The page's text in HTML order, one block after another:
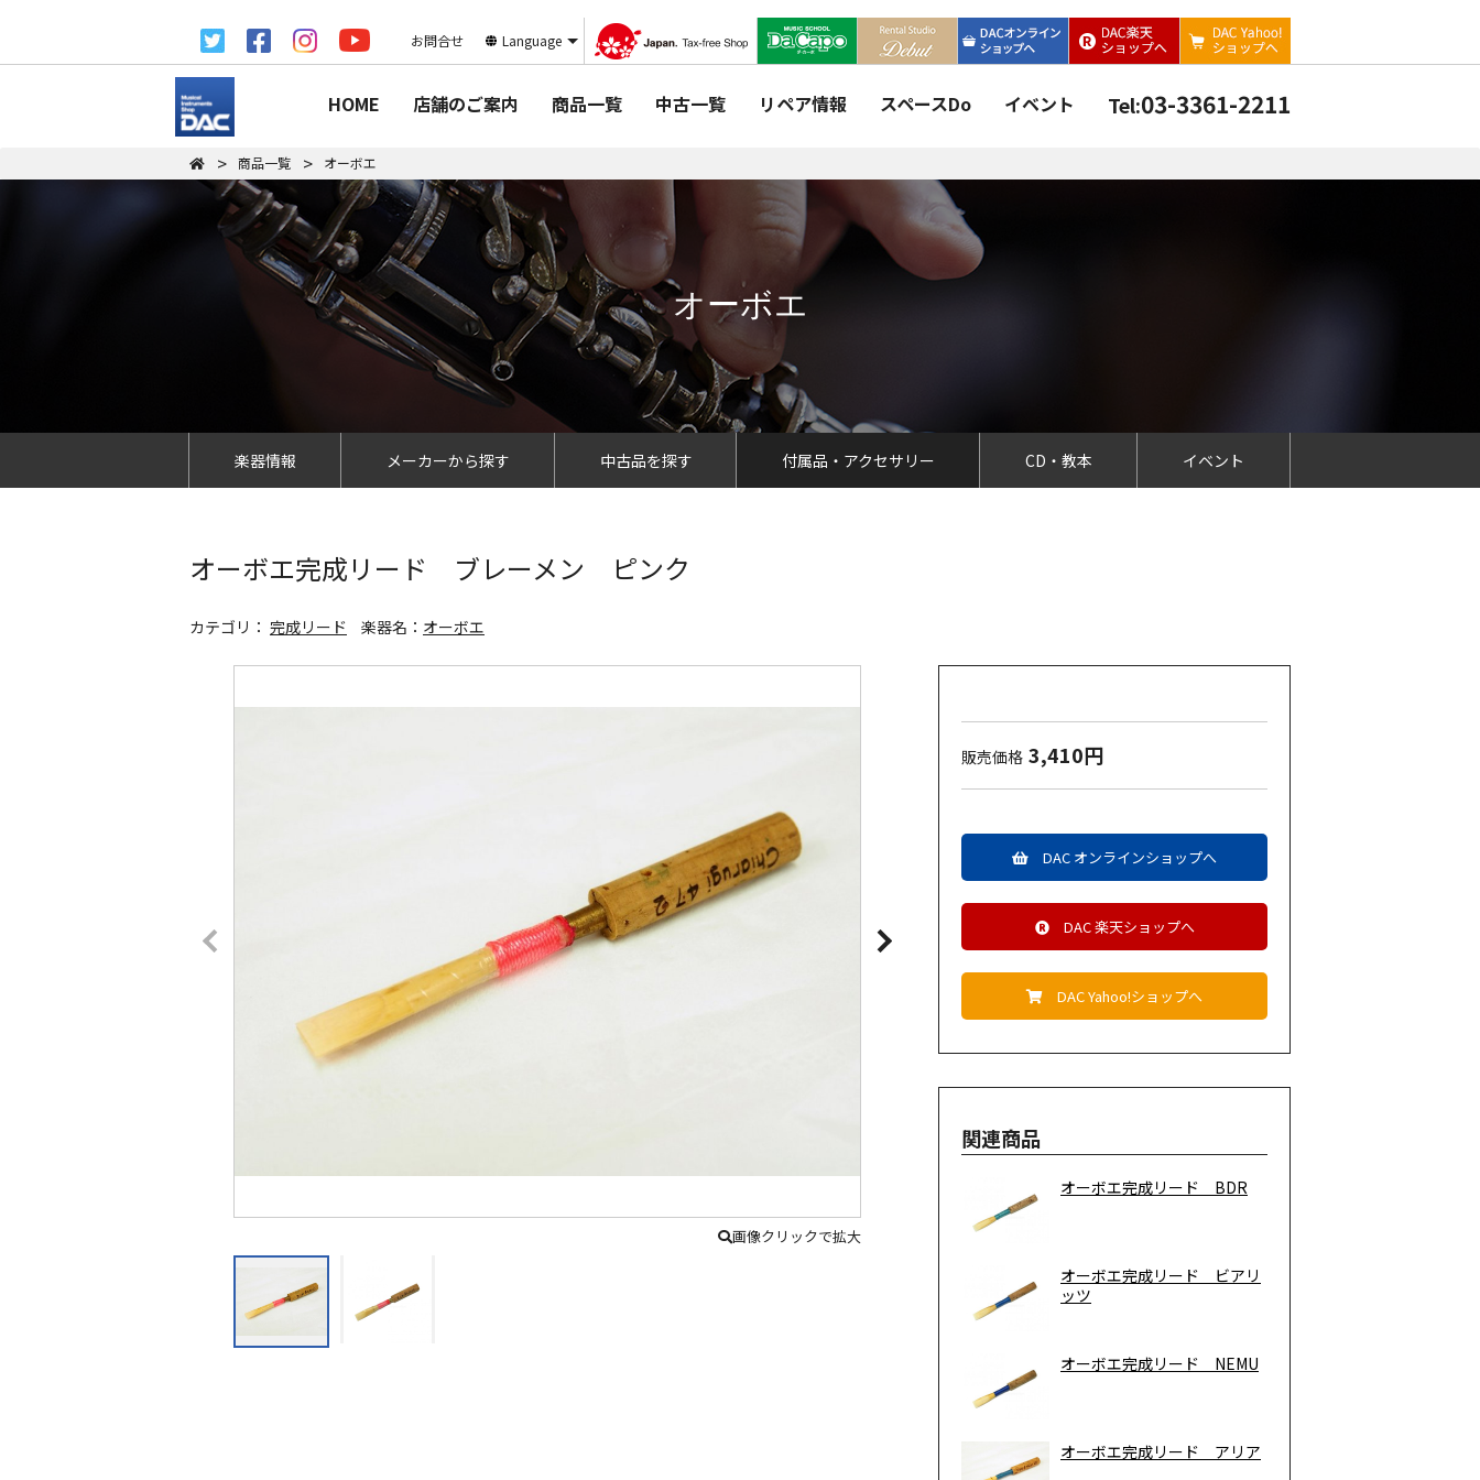
お問合せ Language
HOME 店舗のご案内 商品一覧 中古一覧 リペア情報 スペースDo イベント Tel:03-3361-2211
商品一覧 オーボエ
オーボエ
楽器情報 メーカーから探す 中古品を探す 付属品・アクセサリー CD・教本 イベント
オーボエ完成リード ブレーメン ピンク
カテゴリ： 完成リード 楽器名： オーボエ
画像クリックで拡大
販売価格 3,410円
DAC オンラインショップへ
DAC 楽天ショップへ
DAC Yahoo!ショップへ
関連商品
オーボエ完成リード BDR
オーボエ完成リード ビアリ
ッツ
オーボエ完成リード NEMU
オーボエ完成リード アリア